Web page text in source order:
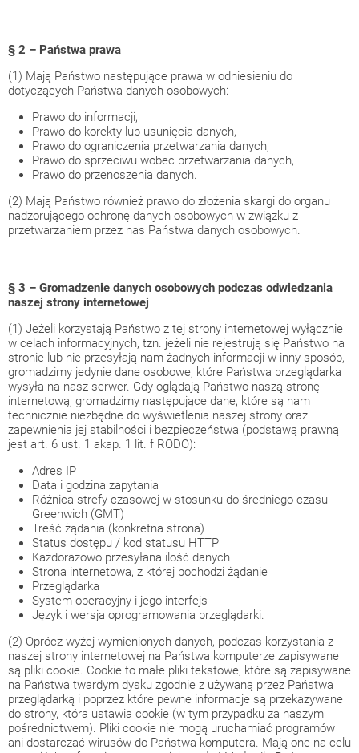
§ 2 – Państwa prawa
(1) Mają Państwo następujące prawa w odniesieniu do
dotyczących Państwa danych osobowych:
Prawo do informacji,
Prawo do korekty lub usunięcia danych,
Prawo do ograniczenia przetwarzania danych,
Prawo do sprzeciwu wobec przetwarzania danych,
Prawo do przenoszenia danych.
(2) Mają Państwo również prawo do złożenia skargi do organu
nadzorującego ochronę danych osobowych w związku z
przetwarzaniem przez nas Państwa danych osobowych.
§ 3 – Gromadzenie danych osobowych podczas odwiedzania
naszej strony internetowej
(1) Jeżeli korzystają Państwo z tej strony internetowej wyłącznie
w celach informacyjnych, tzn. jeżeli nie rejestrują się Państwo na
stronie lub nie przesyłają nam żadnych informacji w inny sposób,
gromadzimy jedynie dane osobowe, które Państwa przeglądarka
wysyła na nasz serwer. Gdy oglądają Państwo naszą stronę
internetową, gromadzimy następujące dane, które są nam
technicznie niezbędne do wyświetlenia naszej strony oraz
zapewnienia jej stabilności i bezpieczeństwa (podstawą prawną
jest art. 6 ust. 1 akap. 1 lit. f RODO):
Adres IP
Data i godzina zapytania
Różnica strefy czasowej w stosunku do średniego czasu
Greenwich (GMT)
Treść żądania (konkretna strona)
Status dostępu / kod statusu HTTP
Każdorazowo przesyłana ilość danych
Strona internetowa, z której pochodzi żądanie
Przeglądarka
System operacyjny i jego interfejs
Język i wersja oprogramowania przeglądarki.
(2) Oprócz wyżej wymienionych danych, podczas korzystania z
naszej strony internetowej na Państwa komputerze zapisywane
są pliki cookie. Cookie to małe pliki tekstowe, które są zapisywane
na Państwa twardym dysku zgodnie z używaną przez Państwa
przeglądarką i poprzez które pewne informacje są przekazywane
do strony, która ustawia cookie (w tym przypadku za naszym
pośrednictwem). Pliki cookie nie mogą uruchamiać programów
ani dostarczać wirusów do Państwa komputera. Mają one na celu